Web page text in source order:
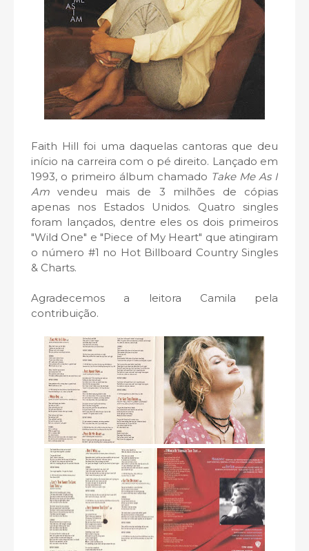
Faith Hill foi uma daquelas cantoras que deu
início na carreira com o pé direito. Lançado em
1993, o primeiro álbum chamado Take Me As I
Am vendeu mais de 3 milhões de cópias
apenas nos Estados Unidos. Quatro singles
foram lançados, dentre eles os dois primeiros
"Wild One" e "Piece of My Heart" que atingiram
o número #1 no Hot Billboard Country Singles
& Charts.
Agradecemos a leitora Camila pela
contribuição.